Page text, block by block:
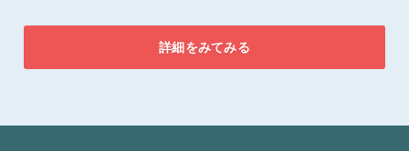
詳細をみてみる